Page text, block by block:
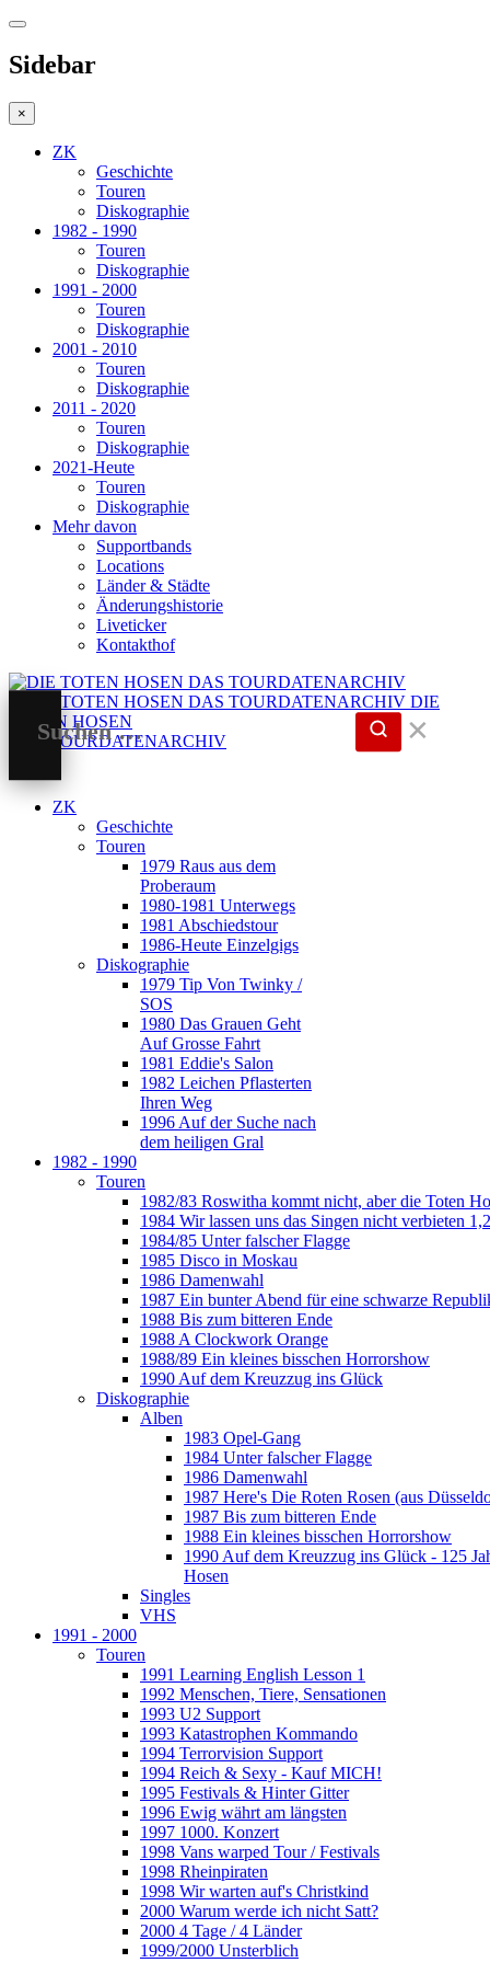
Sidebar
×
ZK
Geschichte
Touren
Diskographie
1982 - 1990
Touren
Diskographie
1991 - 2000
Touren
Diskographie
2001 - 2010
Touren
Diskographie
2011 - 2020
Touren
Diskographie
2021-Heute
Touren
Diskographie
Mehr davon
Supportbands
Locations
Länder & Städte
Änderungshistorie
Liveticker
Kontakthof
DIE
TOTEN HOSEN
DAS TOURDATENARCHIV
✕
ZK
Geschichte
Touren
1979 Raus aus dem
Proberaum
1980-1981 Unterwegs
1981 Abschiedstour
1986-Heute Einzelgigs
Diskographie
1979 Tip Von Twinky /
SOS
1980 Das Grauen Geht
Auf Grosse Fahrt
1981 Eddie's Salon
1982 Leichen Pflasterten
Ihren Weg
1996 Auf der Suche nach
dem heiligen Gral
1982 - 1990
Touren
1982/83 Roswitha kommt nicht, aber die Toten
1984 Wir lassen uns das Singen nicht verbieten
1984/85 Unter falscher Flagge
1985 Disco in Moskau
1986 Damenwahl
1987 Ein bunter Abend für eine schwarze
1988 Bis zum bitteren Ende
1988 A Clockwork Orange
1988/89 Ein kleines bisschen Horrorshow
1990 Auf dem Kreuzzug ins Glück
Diskographie
Alben
1983 Opel-Gang
1984 Unter falscher Flagge
1986 Damenwahl
1987 Here's Die Roten Rosen (aus
1987 Bis zum bitteren Ende
1988 Ein kleines bisschen Horrorshow
1990 Auf dem Kreuzzug ins Glück - 125
Hosen
Singles
VHS
1991 - 2000
Touren
1991 Learning English Lesson 1
1992 Menschen, Tiere, Sensationen
1993 U2 Support
1993 Katastrophen Kommando
1994 Terrorvision Support
1994 Reich & Sexy - Kauf MICH!
1995 Festivals & Hinter Gitter
1996 Ewig währt am längsten
1997 1000. Konzert
1998 Vans warped Tour / Festivals
1998 Rheinpiraten
1998 Wir warten auf's Christkind
2000 Warum werde ich nicht Satt?
2000 4 Tage / 4 Länder
1999/2000 Unsterblich